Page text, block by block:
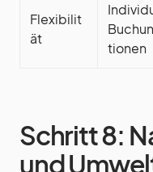
Flexibilit
ät
tionen
Schritt 8:
und